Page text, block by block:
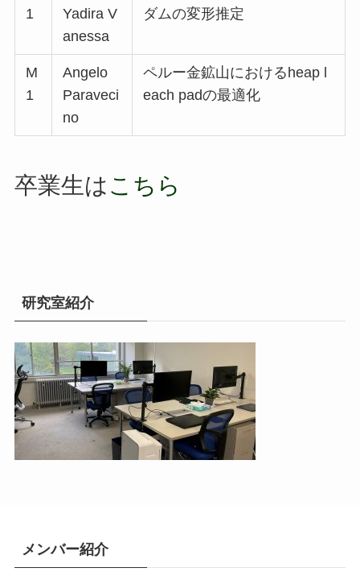
1
Yadira V
anessa
ダムの変形推定
M
1
Angelo
Paraveci
no
ペルー金鉱山におけるheap l
each padの最適化
卒業生はこちら
研究室紹介
メンバー紹介